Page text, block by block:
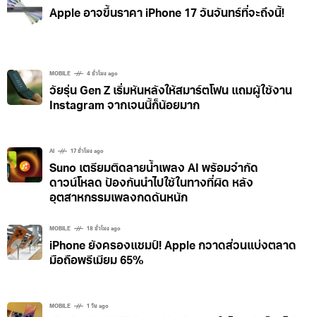
Apple อาจขึ้นราคา iPhone 17 วันจันทร์ที่จะถึงนี้!
MOBILE 4 ชั่วโมง ago
วัยรุ่น Gen Z เริ่มหันหลังให้สมาร์ตโฟน แถมผู้ใช้งาน
Instagram จากเจนนี้ก็น้อยมาก
AI 17 ชั่วโมง ago
Suno เตรียมติดลายน้ำเพลง AI พร้อมจำกัด
ดาวน์โหลด ป้องกันนำไปใช้ในทางที่ผิด หลัง
อุตสาหกรรมเพลงกดดันหนัก
MOBILE 18 ชั่วโมง ago
iPhone ยังครองแชมป์! Apple กวาดส่วนแบ่งตลาด
มือถือพรีเมียม 65%
MOBILE 1 วัน ago